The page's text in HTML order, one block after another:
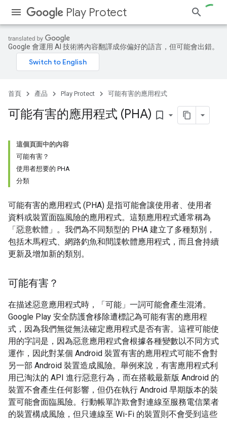
Play Protect
Google 會運用 AI 技術將內容翻譯成你偏好的語言，但可能會出錯。
首頁 產品 Play Protect 可能有害的應用程式
可能有害的應用程式 (PHA) bookmark_border
這個頁面中的內容
可能有害？
使用者想要的 PHA
分類
可能有害的應用程式 (PHA) 是指可能會讓使用者、使用者
資料或裝置面臨風險的應用程式。這類應用程式通常稱為
「惡意軟體」 。我們為不同類型的 PHA 建立了多種類別，
包括木馬程式、網路釣魚和間諜軟體應用程式，而且會持續
更新及增加新的類別。
可能有害？
在描述惡意應用程式時，「可能」 一詞可能會產生混淆。
Google Play 安全防護會移除遭標記為可能有害的應用程
式，因為我們無從無法確定應用程式是否有害。這裡可能使
用的字詞是，因為惡意應用程式會根據各種變數以不同方式
運作，因此對某個 Android 裝置有害的應用程式可能不會對
另一部 Android 裝置造成風險。舉例來說，有害應用程式利
用已淘汰的 API 進行惡意行為，而在搭載最新版 Android 的
裝置不會產生任何影響，但仍在執行 Android 早期版本的裝
置可能會面臨風險。行動帳單詐欺會對連線至服務電信業者
的裝置構成風險，但只連線至 Wi-Fi 的裝置則不會受到這些